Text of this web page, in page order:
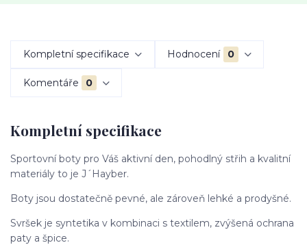
Kompletní specifikace Hodnocení 0
Komentáře 0
Kompletní specifikace
Sportovní boty pro Váš aktivní den, pohodlný střih a kvalitní
materiály to je J´Hayber.
Boty jsou dostatečně pevné, ale zároveň lehké a prodyšné.
Svršek je syntetika v kombinaci s textilem, zvýšená ochrana
paty a špice.